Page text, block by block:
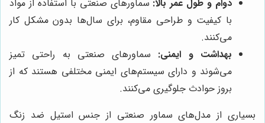
دوام و طول عمر بالا: سماورهای صنعتی با استفاده از مواد
با کیفیت و طراحی مقاوم، برای سال‌ها بدون مشکل کار
می‌کنند.
بهداشت و ایمنی: سماورهای صنعتی به راحتی تمیز
می‌شوند و دارای سیستم‌های ایمنی مختلفی هستند که از
بروز حوادث جلوگیری می‌کنند.
بسیاری از مدل‌های سماور صنعتی از جنس استیل ضد زنگ